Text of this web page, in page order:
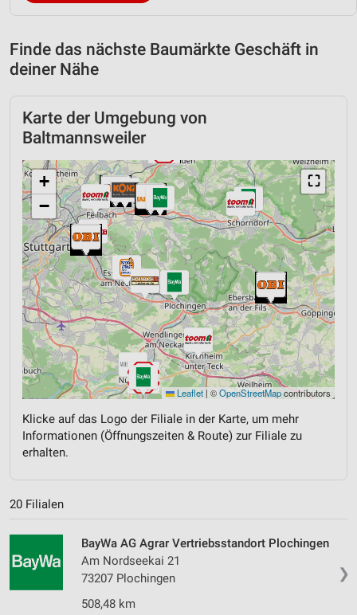
Finde das nächste Baumärkte Geschäft in
deiner Nähe
Karte der Umgebung von
Baltmannsweiler
⛶
+
−
Leaflet | ©OpenStreetMapcontributors
Klicke auf das Logo der Filiale in der Karte, um mehr
Informationen (Öffnungszeiten & Route) zur Filiale zu
erhalten.
20 Filialen
❯
BayWa AG Agrar Vertriebsstandort Plochingen
Am Nordseekai 21
73207 Plochingen
508,48 km